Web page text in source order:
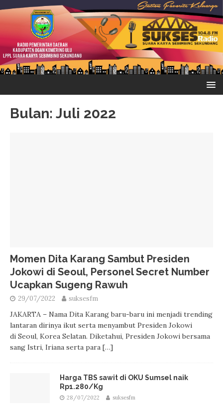
Bulan: Juli 2022
Momen Dita Karang Sambut Presiden
Jokowi di Seoul, Personel Secret Number
Ucapkan Sugeng Rawuh
29/07/2022 suksesfm
JAKARTA – Nama Dita Karang baru-baru ini menjadi trending
lantaran dirinya ikut serta menyambut Presiden Jokowi
di Seoul, Korea Selatan. Diketahui, Presiden Jokowi bersama
sang Istri, Iriana serta para […]
Harga TBS sawit di OKU Sumsel naik
Rp1.280/Kg
28/07/2022 suksesfm